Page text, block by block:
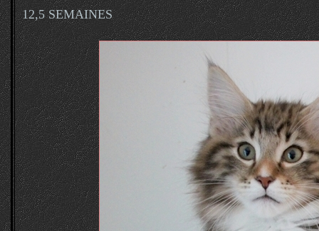
12,5 SEMAINES